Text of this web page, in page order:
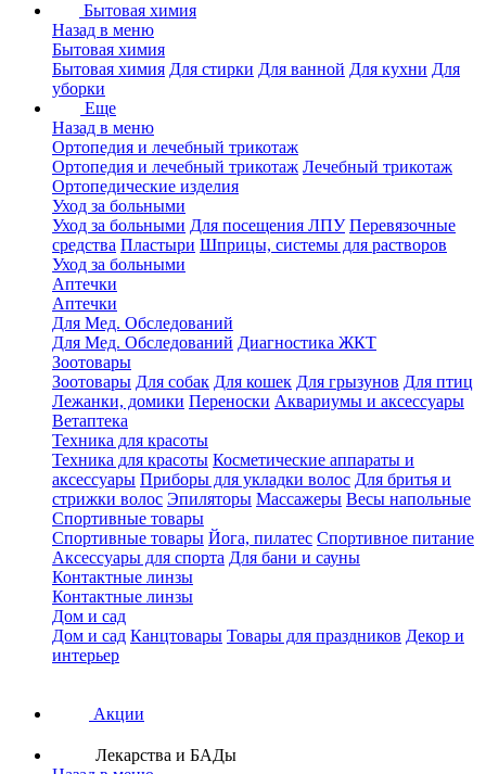
Бытовая химия
Назад в меню
Бытовая химия
Бытовая химия Для стирки Для ванной Для кухни Для
уборки
Еще
Назад в меню
Ортопедия и лечебный трикотаж
Ортопедия и лечебный трикотаж Лечебный трикотаж
Ортопедические изделия
Уход за больными
Уход за больными Для посещения ЛПУ Перевязочные
средства Пластыри Шприцы, системы для растворов
Уход за больными
Аптечки
Аптечки
Для Мед. Обследований
Для Мед. Обследований Диагностика ЖКТ
Зоотовары
Зоотовары Для собак Для кошек Для грызунов Для птиц
Лежанки, домики Переноски Аквариумы и аксессуары
Ветаптека
Техника для красоты
Техника для красоты Косметические аппараты и
аксессуары Приборы для укладки волос Для бритья и
стрижки волос Эпиляторы Массажеры Весы напольные
Спортивные товары
Спортивные товары Йога, пилатес Спортивное питание
Аксессуары для спорта Для бани и сауны
Контактные линзы
Контактные линзы
Дом и сад
Дом и сад Канцтовары Товары для праздников Декор и
интерьер
Акции
Лекарства и БАДы